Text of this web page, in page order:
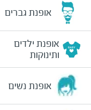
אופנת גברים
אופנת ילדים
ותינוקות
אופנת נשים